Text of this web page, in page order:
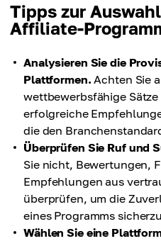
Tipps zur
Affiliate-
Analysieren Sie die
Plattformen. Achten Sie
wettbewerbsfähige
erfolgreiche
die den
Überprüfen Sie Ruf und
Sie nicht, Bewertungen,
Empfehlungen aus
überprüfen, um die
eines Programms
Wählen Sie eine